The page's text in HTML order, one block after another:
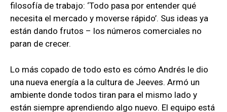
filosofía de trabajo: ‘Todo pasa por entender qué
necesita el mercado y moverse rápido’. Sus ideas ya
están dando frutos – los números comerciales no
paran de crecer.
Lo más copado de todo esto es cómo Andrés le dio
una nueva energía a la cultura de Jeeves. Armó un
ambiente donde todos tiran para el mismo lado y
están siempre aprendiendo algo nuevo. El equipo está